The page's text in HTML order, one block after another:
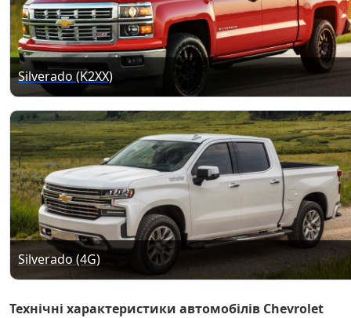
Silverado (K2XX)
Silverado (4G)
Технічні характеристики автомобілів Chevrolet